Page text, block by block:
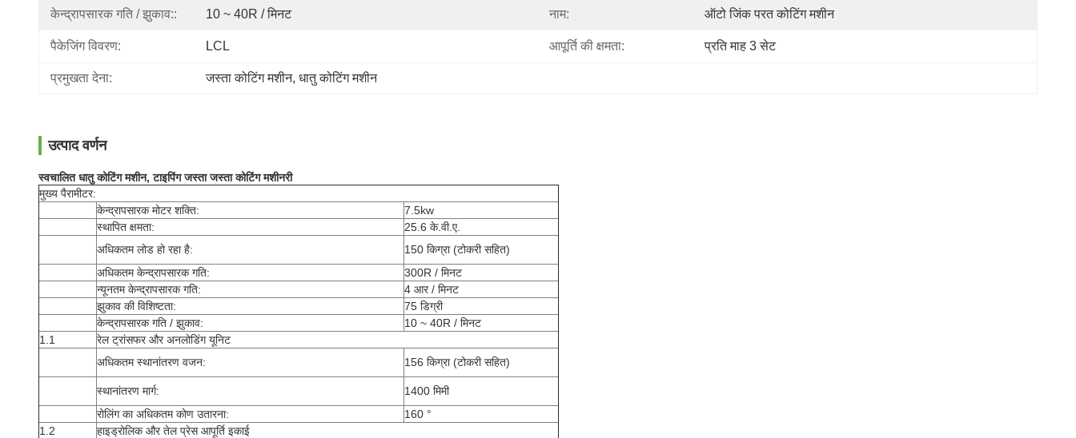
केन्द्रापसारक गति / झुकाव:: 10 ~ 40R / मिनट नाम: ऑटो जिंक परत कोटिंग मशीन
पैकेजिंग विवरण: LCL आपूर्ति की क्षमता: प्रति माह 3 सेट
प्रमुखता देना: जस्ता कोटिंग मशीन, धातु कोटिंग मशीन
उत्पाद वर्णन
स्वचालित धातु कोटिंग मशीन, टाइपिंग जस्ता जस्ता कोटिंग मशीनरी
मुख्य पैरामीटर:
केन्द्रापसारक मोटर शक्ति:
7.5kw
स्थापित क्षमता:
25.6 के.वी.ए.
अधिकतम लोड हो रहा है:
150 किग्रा (टोकरी सहित)
अधिकतम केन्द्रापसारक गति:
300R / मिनट
न्यूनतम केन्द्रापसारक गति:
4 आर / मिनट
झुकाव की विशिष्टता:
75 डिग्री
केन्द्रापसारक गति / झुकाव:
10 ~ 40R / मिनट
1.1
रेल ट्रांसफर और अनलोडिंग यूनिट
अधिकतम स्थानांतरण वजन:
156 किग्रा (टोकरी सहित)
स्थानांतरण मार्ग:
1400 मिमी
रोलिंग का अधिकतम कोण उतारना:
160 °
1.2
हाइड्रोलिक और तेल प्रेस आपूर्ति इकाई